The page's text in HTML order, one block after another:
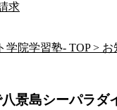
求
学院学習塾- TOP > お
景島シーパラダ